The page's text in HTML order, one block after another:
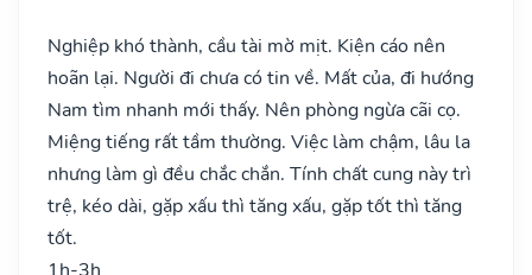
Nghiệp khó thành, cầu tài mờ mịt. Kiện cáo nên
hoãn lại. Người đi chưa có tin về. Mất của, đi hướng
Nam tìm nhanh mới thấy. Nên phòng ngừa cãi cọ.
Miệng tiếng rất tầm thường. Việc làm chậm, lâu la
nhưng làm gì đều chắc chắn. Tính chất cung này trì
trệ, kéo dài, gặp xấu thì tăng xấu, gặp tốt thì tăng
tốt.